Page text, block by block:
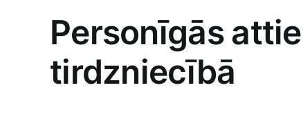
Personīgās⁢
tirdzniecībā